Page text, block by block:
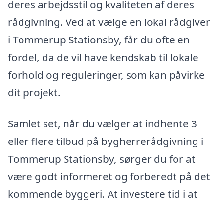
deres arbejdsstil og kvaliteten af deres
rådgivning. Ved at vælge en lokal rådgiver
i Tommerup Stationsby, får du ofte en
fordel, da de vil have kendskab til lokale
forhold og reguleringer, som kan påvirke
dit projekt.
Samlet set, når du vælger at indhente 3
eller flere tilbud på bygherrerådgivning i
Tommerup Stationsby, sørger du for at
være godt informeret og forberedt på det
kommende byggeri. At investere tid i at